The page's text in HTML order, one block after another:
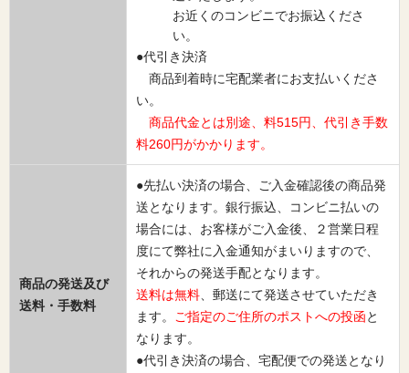
お近くのコンビニでお振込くださ
い。
●代引き決済
商品到着時に宅配業者にお支払いくださ
い。
商品代金とは別途、料515円、代引き手数
料260円がかかります。
商品の発送及び
送料・手数料
●先払い決済の場合、ご入金確認後の商品発
送となります。銀行振込、コンビニ払いの
場合には、お客様がご入金後、２営業日程
度にて弊社に入金通知がまいりますので、
それからの発送手配となります。
送料は無料 、郵送にて発送させていただき
ます。
ご指定のご住所のポストへの投函と
なります。
●代引き決済の場合、宅配便での発送となり